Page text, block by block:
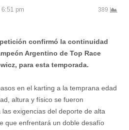
6:51 pm
389
confirmó la continuidad
Argentino de Top Race
para esta temporada.
en el karting a la temprana edad
altura y físico se fueron
exigencias del deporte de alta
que enfrentará un doble desafío